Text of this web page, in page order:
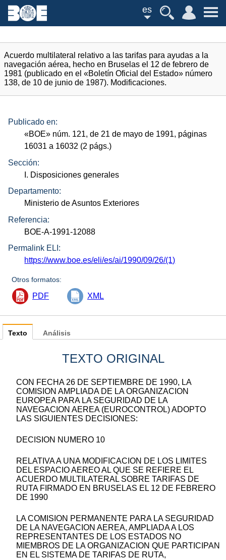
es
Acuerdo multilateral relativo a las tarifas para ayudas a la
navegación aérea, hecho en Bruselas el 12 de febrero de
1981 (publicado en el «Boletín Oficial del Estado» número
138, de 10 de junio de 1987). Modificaciones.
Publicado en:
«BOE» núm. 121, de 21 de mayo de 1991, páginas
16031 a 16032 (2 págs.)
Sección:
I. Disposiciones generales
Departamento:
Ministerio de Asuntos Exteriores
Referencia:
BOE-A-1991-12088
Permalink ELI:
https://www.boe.es/eli/es/ai/1990/09/26/(1)
Otros formatos:
PDF XML
Texto
TEXTO ORIGINAL
CON FECHA 26 DE SEPTIEMBRE DE 1990, LA
COMISION AMPLIADA DE LA ORGANIZACION
EUROPEA PARA LA SEGURIDAD DE LA
NAVEGACION AEREA (EUROCONTROL) ADOPTO
LAS SIGUIENTES DECISIONES:
DECISION NUMERO 10
RELATIVA A UNA MODIFICACION DE LOS LIMITES
DEL ESPACIO AEREO AL QUE SE REFIERE EL
ACUERDO MULTILATERAL SOBRE TARIFAS DE
RUTA FIRMADO EN BRUSELAS EL 12 DE FEBRERO
DE 1990
LA COMISION PERMANENTE PARA LA SEGURIDAD
DE LA NAVEGACION AEREA, AMPLIADA A LOS
REPRESENTANTES DE LOS ESTADOS NO
MIEMBROS DE LA ORGANIZACION QUE PARTICIPAN
EN EL SISTEMA DE TARIFAS DE RUTA,
Análisis